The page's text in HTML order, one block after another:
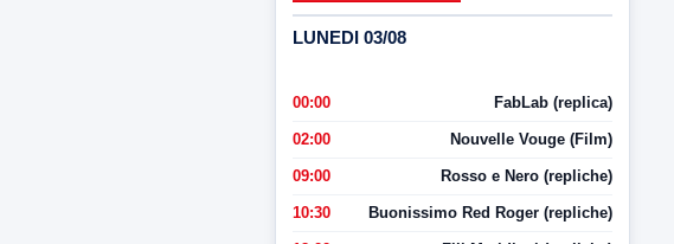
LUNEDI 03/08
00:00 FabLab (replica)
02:00 Nouvelle Vouge (Film)
09:00 Rosso e Nero (repliche)
10:30 Buonissimo Red Roger (repliche)